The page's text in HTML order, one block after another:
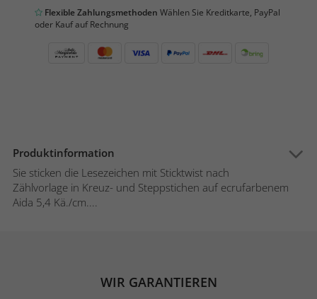
Flexible Zahlungsmethoden Wählen Sie Kreditkarte, PayPal
oder Kauf auf Rechnung
Produktinformation
Sie sticken die Lesezeichen mit Sticktwist nach
Zählvorlage in Kreuz- und Steppstichen auf ecrufarbenem
Aida 5,4 Kä./cm....
WIR GARANTIEREN